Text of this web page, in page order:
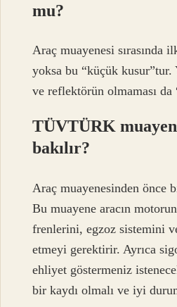
mu?
Araç muayenesi sırasında
yoksa bu “küçük kusur”tur.
ve reflektörün olmaması
TÜVTÜRK
bakılır?
Araç muayenesinden önce
Bu muayene aracın
frenlerini, egzoz sistemini
etmeyi gerektirir. Ayrıca
ehliyet göstermeniz
bir kaydı olmalı ve iyi